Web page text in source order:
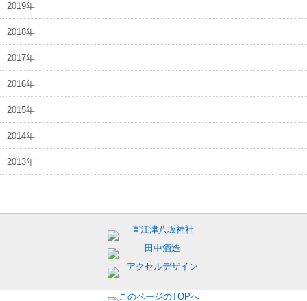
2019年
2018年
2017年
2016年
2015年
2014年
2013年